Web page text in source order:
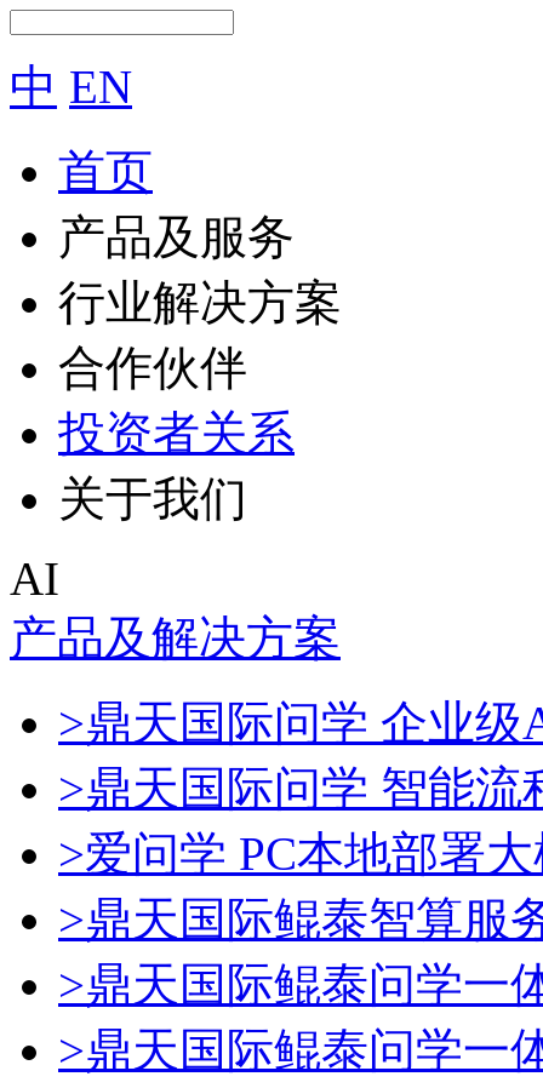
中 EN
首页
产品及服务
行业解决方案
合作伙伴
投资者关系
关于我们
AI
产品及解决方案
>鼎天国际问学 企业级
>鼎天国际问学 智能流
>爱问学 PC本地部署
>鼎天国际鲲泰智算服
>鼎天国际鲲泰问学一
>鼎天国际鲲泰问学一